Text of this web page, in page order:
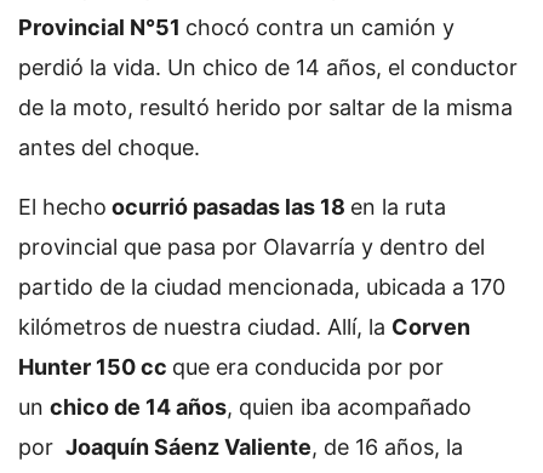
Provincial N°51 chocó contra un camión y
perdió la vida. Un chico de 14 años, el conductor
de la moto, resultó herido por saltar de la misma
antes del choque.
El hecho ocurrió pasadas las 18 en la ruta
provincial que pasa por Olavarría y dentro del
partido de la ciudad mencionada, ubicada a 170
kilómetros de nuestra ciudad. Allí, la Corven
Hunter 150 cc que era conducida por por
un chico de 14 años, quien iba acompañado
por Joaquín Sáenz Valiente, de 16 años, la